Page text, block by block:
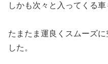
しかも次々と入ってくる車
たまたま運良くスムーズ
した。